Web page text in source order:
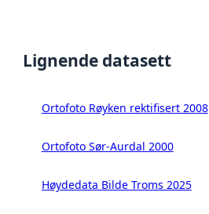
Lignende datasett
Ortofoto Røyken rektifisert 2008
Ortofoto Sør-Aurdal 2000
Høydedata Bilde Troms 2025